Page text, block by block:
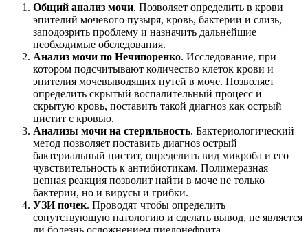
Общий анализ мочи. Позволяет определить в крови
эпителий мочевого пузыря, кровь, бактерии и слизь,
заподозрить проблему и назначить дальнейшие
необходимые обследования.
Анализ мочи по Нечипоренко. Исследование, при
котором подсчитывают количество клеток крови и
эпителия мочевыводящих путей в моче. Позволяет
определить скрытый воспалительный процесс и
скрытую кровь, поставить такой диагноз как острый
цистит с кровью.
Анализы мочи на стерильность. Бактериологический
метод позволяет поставить диагноз острый
бактериальный цистит, определить вид микроба и его
чувствительность к антибиотикам. Полимеразная
цепная реакция позволит найти в моче не только
бактерии, но и вирусы и грибки.
УЗИ почек. Проводят чтобы определить
сопутствующую патологию и сделать вывод, не является
ли болезнь осложнением пиелонефрита.